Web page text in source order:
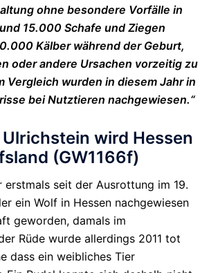
ohne besondere Vorfälle in
15.000 Schafe und Ziegen
Kälber während der Geburt,
oder andere Ursachen vorzeitig zu
Vergleich wurden in diesem Jahr in
bei Nutztieren nachgewiesen.“
wird Hessen
(GW1166f)
erstmals seit der Ausrottung im 19.
ein Wolf in Hessen nachgewiesen
geworden, damals im
Rüde wurde allerdings 2011 tot
dass ein weibliches Tier